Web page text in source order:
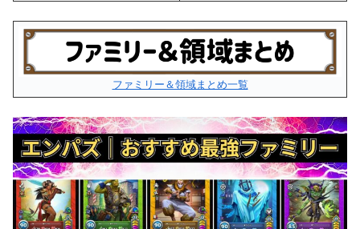
ファミリー＆領域まとめ一覧